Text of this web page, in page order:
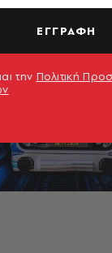
ΕΓΓΡΑΦΗ
την Πολιτική